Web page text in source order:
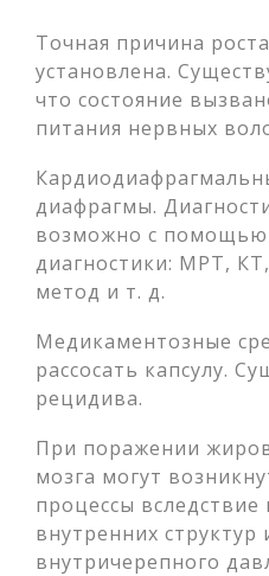
Точная причина
установлена.
что состояние
питания нервных
диафрагмы.
возможно с помощью
диагностики: МРТ,
метод и т. д.
Медикаментозные
рассосать капсулу.
рецидива.
При поражении
мозга могут
процессы вследствие
внутренних
внутричерепного